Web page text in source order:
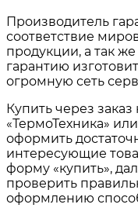
Производитель
соответствие
продукции, а так
гарантию
огромную сеть
Купить через
«ТермоТехника»
оформить
интересующие
форму «купить»,
проверить
оформлению